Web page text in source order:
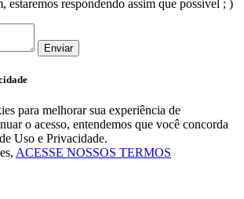
estaremos respondendo assim que possível ; )
Enviar
para melhorar sua experiência de
o acesso, entendemos que você concorda
Uso e Privacidade.
ACESSE NOSSOS TERMOS